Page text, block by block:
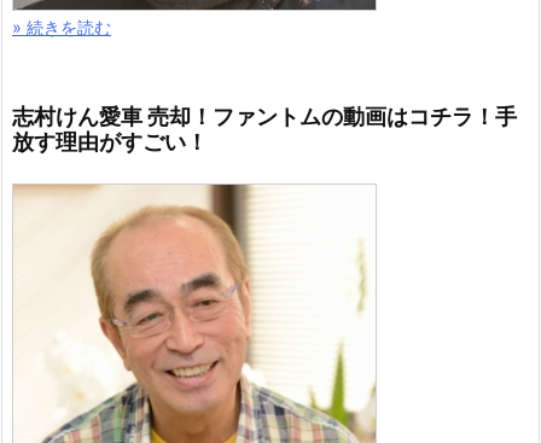
» 続きを読む
志村けん愛車 売却！ファントムの動画はコチラ！手
放す理由がすごい！